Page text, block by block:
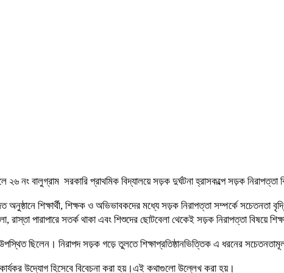
২৬ নং বালুগ্রাম সরকারি প্রাথমিক বিদ্যালয়ে সড়ক দুর্ঘটনা হ্রাসকল্পে সড়ক
শিক্ষার্থী, শিক্ষক ও অভিভাবকদের মধ্যে সড়ক নিরাপত্তা সম্পর্কে সচেতনতা
রাস্তা পারাপারে সতর্ক থাকা এবং শিশুদের ছোটবেলা থেকেই সড়ক নিরাপত্তা
উপস্থিত ছিলেন। নিরাপদ সড়ক গড়ে তুলতে শিক্ষাপ্রতিষ্ঠানভিত্তিক এ ধরনের
উদ্যোগ হিসেবে বিবেচনা করা হয়।এই কথাগুলো উল্লেখ করা হয়।